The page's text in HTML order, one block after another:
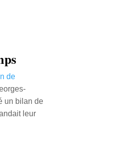
de
un bilan de
leur